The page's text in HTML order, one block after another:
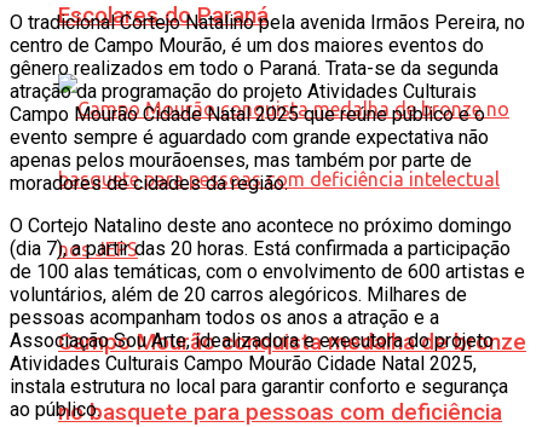
Escolares do Paraná
Campo Mourão conquista medalha de bronze
no basquete para pessoas com deficiência
O tradicional Cortejo Natalino pela avenida Irmãos Pereira, no
centro de Campo Mourão, é um dos maiores eventos do
gênero realizados em todo o Paraná. Trata-se da segunda
atração da programação do projeto Atividades Culturais
Campo Mourão Cidade Natal 2025 que reúne público e o
evento sempre é aguardado com grande expectativa não
apenas pelos mourãoenses, mas também por parte de
moradores de cidades da região.
O Cortejo Natalino deste ano acontece no próximo domingo
(dia 7), a partir das 20 horas. Está confirmada a participação
de 100 alas temáticas, com o envolvimento de 600 artistas e
voluntários, além de 20 carros alegóricos. Milhares de
pessoas acompanham todos os anos a atração e a
Associação Sou Arte, idealizadora e executora do projeto
Atividades Culturais Campo Mourão Cidade Natal 2025,
instala estrutura no local para garantir conforto e segurança
ao público.